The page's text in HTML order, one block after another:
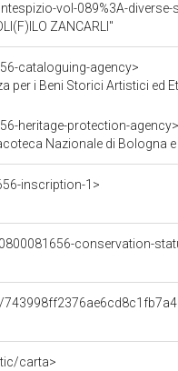
vol-089%3A-diverse-
ZANCARLI"
cataloguing-agency>
i Beni Storici Artistici ed
heritage-protection-agency>
Nazionale di Bologna
inscription-1>
conservation-
carta>